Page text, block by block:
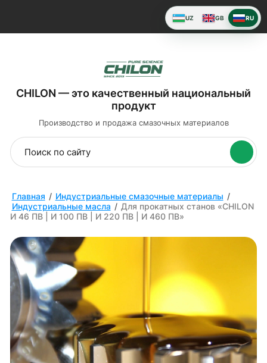
CHILON — это качественный национальный
продукт
Производство и продажа смазочных материалов
Главная / Индустриальные смазочные материалы /
Индустриальные масла / Для прокатных станов «CHILON
И 46 ПВ | И 100 ПВ | И 220 ПВ | И 460 ПВ»
UZ GB RU